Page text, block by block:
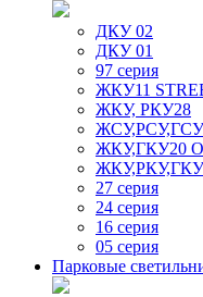
ДКУ 02
ДКУ 01
97 серия
ЖКУ11
ЖКУ, РКУ28
ЖКУ,ГКУ20
27 серия
24 серия
16 серия
05 серия
Парковые